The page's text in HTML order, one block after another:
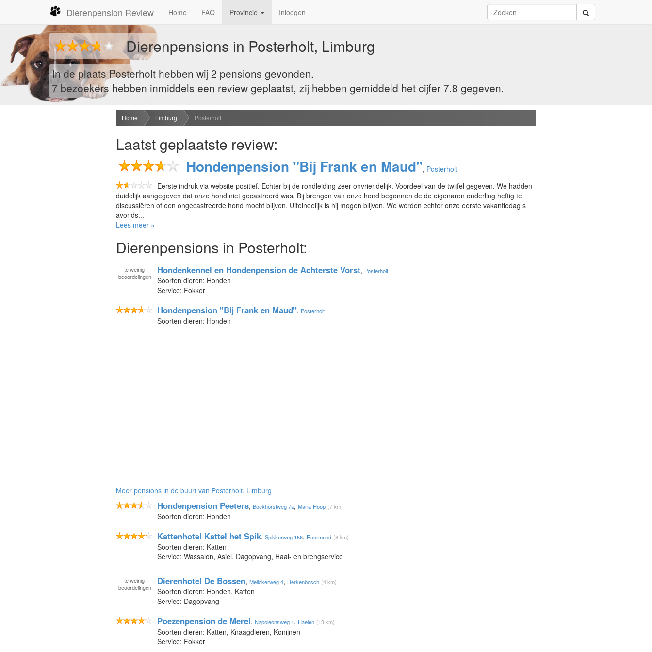
Dierenpension Review Home FAQ Provincie Inloggen
Dierenpensions in Posterholt, Limburg
In de plaats Posterholt hebben wij 2 pensions gevonden.
7 bezoekers hebben inmiddels een review geplaatst, zij hebben gemiddeld het cijfer 7.8 gegeven.
Home Limburg Posterholt
Laatst geplaatste review:
Hondenpension "Bij Frank en Maud", Posterholt
Eerste indruk via website positief. Echter bij de rondleiding zeer onvriendelijk. Voordeel van de twijfel gegeven. We hadden
duidelijk aangegeven dat onze hond niet gecastreerd was. Bij brengen van onze hond begonnen de de eigenaren onderling heftig te
discussiëren of een ongecastreerde hond mocht blijven. Uiteindelijk is hij mogen blijven. We werden echter onze eerste vakantiedag s
avonds...
Lees meer »
Dierenpensions in Posterholt:
te weinig
beoordelingen
Hondenkennel en Hondenpension de Achterste Vorst, Posterholt
Soorten dieren: Honden
Service: Fokker
Hondenpension "Bij Frank en Maud", Posterholt
Soorten dieren: Honden
Meer pensions in de buurt van Posterholt, Limburg
Hondenpension Peeters, Boekhorstweg 7a, Maria-Hoop (7 km)
Soorten dieren: Honden
Kattenhotel Kattel het Spik, Spikkerweg 156, Roermond (8 km)
Soorten dieren: Katten
Service: Wassalon, Asiel, Dagopvang, Haal- en brengservice
te weinig
beoordelingen
Dierenhotel De Bossen, Melickerweg 4, Herkenbosch (4 km)
Soorten dieren: Honden, Katten
Service: Dagopvang
Poezenpension de Merel, Napoleonsweg 1, Haelen (13 km)
Soorten dieren: Katten, Knaagdieren, Konijnen
Service: Fokker